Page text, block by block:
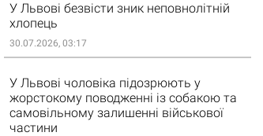
У Львові безвісти зник неповнолітній
хлопець
30.07.2026, 03:17
У Львові чоловіка підозрюють у
жорстокому поводженні із собакою та
самовільному залишенні військової
частини